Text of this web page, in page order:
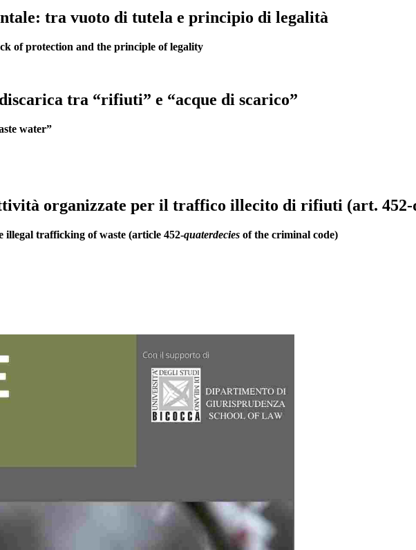
tra vuoto di tutela e principio di legalità
of protection and the principle of legality
tra “rifiuti” e “acque di scarico”
water”
organizzate per il traffico illecito di rifiuti (art. 452-
illegal trafficking of waste (article 452-quaterdecies of the criminal code)